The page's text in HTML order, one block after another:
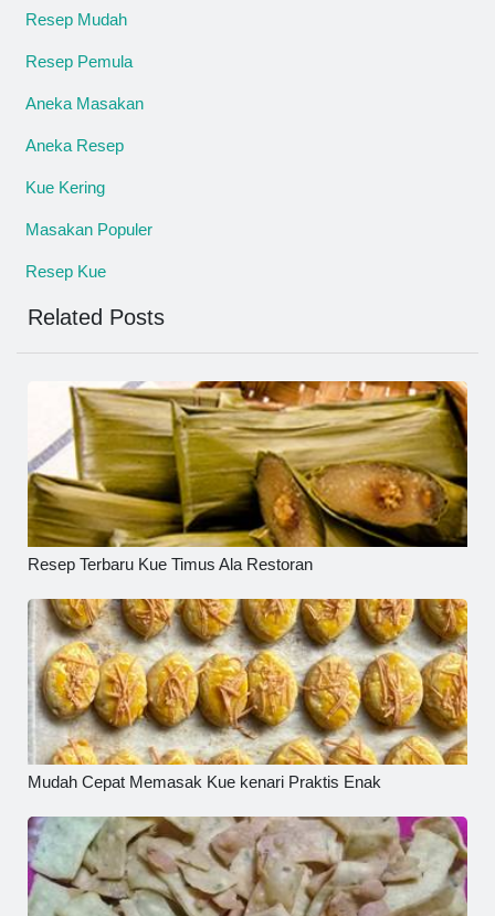
Resep Mudah
Resep Pemula
Aneka Masakan
Aneka Resep
Kue Kering
Masakan Populer
Resep Kue
Related Posts
Resep Terbaru Kue Timus Ala Restoran
Mudah Cepat Memasak Kue kenari Praktis Enak